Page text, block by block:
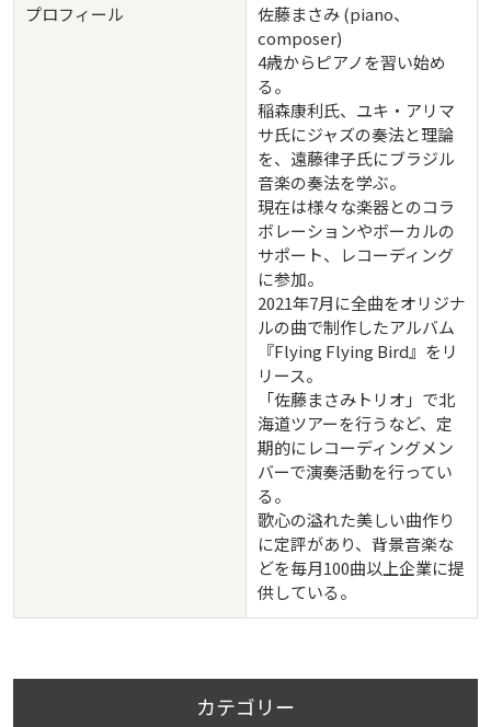
プロフィール
佐藤まさみ (piano、
composer)
4歳からピアノを習い始め
る。
稲森康利氏、ユキ・アリマ
サ氏にジャズの奏法と理論
を、遠藤律子氏にブラジル
音楽の奏法を学ぶ。
現在は様々な楽器とのコラ
ボレーションやボーカルの
サポート、レコーディング
に参加。
2021年7月に全曲をオリジナ
ルの曲で制作したアルバム
『Flying Flying Bird』をリ
リース。
「佐藤まさみトリオ」で北
海道ツアーを行うなど、定
期的にレコーディングメン
バーで演奏活動を行ってい
る。
歌心の溢れた美しい曲作り
に定評があり、背景音楽な
どを毎月100曲以上企業に提
供している。
カテゴリー